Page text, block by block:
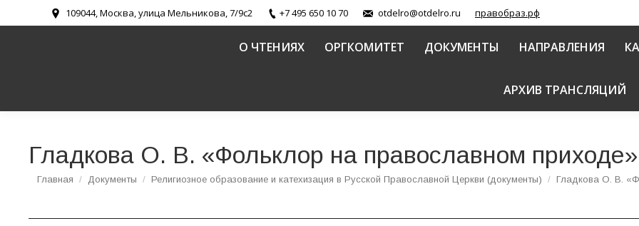
109044, Москва, улица Мельникова, 7/9с2 +7 495 650 10 70 otdelro@otdelro.ru правобраз.рф
О ЧТЕНИЯХ ОРГКОМИТЕТ ДОКУМЕНТЫ НАПРАВЛЕНИЯ
АРХИВ ТРАНСЛЯЦИЙ
Гладкова О. В. «Фольклор на православном
Вы здесь:
Главная Документы Религиозное образование и катехизация в Русской Православной Церкви (документы) Гладкова О. В.